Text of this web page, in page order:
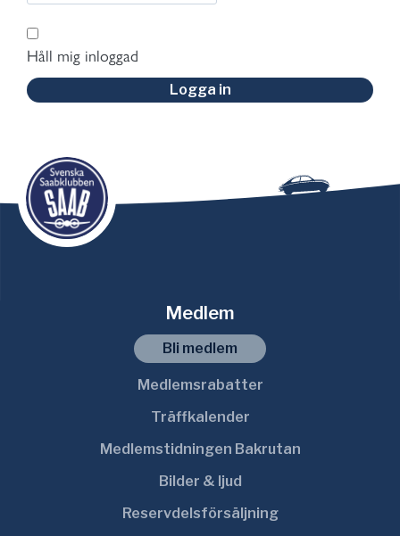
Håll mig inloggad
Logga in
Medlem
Bli medlem
Medlemsrabatter
Träffkalender
Medlemstidningen Bakrutan
Bilder & ljud
Reservdelsförsäljning